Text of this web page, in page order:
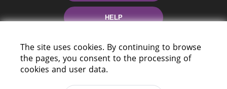
HELP
The site uses cookies. By continuing to browse
the pages, you consent to the processing of
cookies and user data.